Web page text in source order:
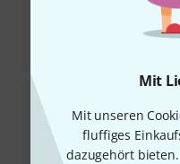
Mit
Mit unseren
fluffiges
dazugehört
Sofort
1.119€
Sofort
49 €